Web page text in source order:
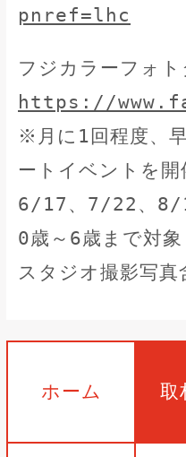
pnref=lhc
フジカラーフォト
https://
※月に1回程度、
ートイベントを開
6/17、7/22、8/
0歳～6歳まで対
スタジオ撮影写真
ホーム 取